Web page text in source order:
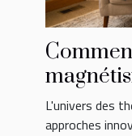
L'univers des
approches